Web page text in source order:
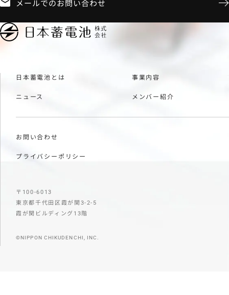
メールでのお問い合わせ
日本蓄電池とは
ニュース
事業内容
メンバー紹介
お問い合わせ
プライバシーポリシー
〒100-6013
東京都千代田区霞が関3-2-5
霞が関ビルディング13階
©NIPPON CHIKUDENCHI, INC.